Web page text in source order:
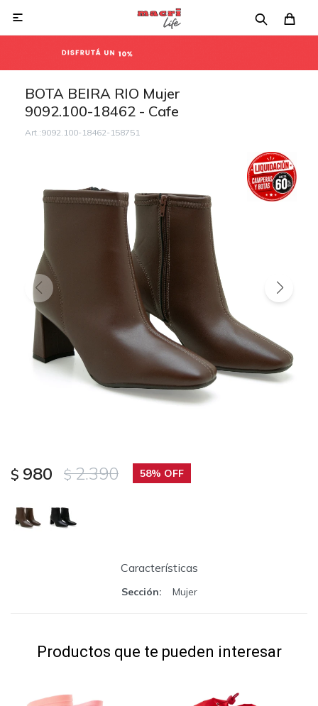

BOTA BEIRA RIO Mujer
9092.100-18462 - Cafe
9092.100-18462-158751
$ 980 $ 2.390 58
Características
Sección Mujer
Productos que te pueden interesar